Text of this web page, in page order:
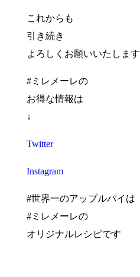
これからも
引き続き
よろしくお願いいたします
#ミレメーレの
お得な情報は
↓
Twitter
Instagram
#世界一のアップルパイは
#ミレメーレの
オリジナルレシピです